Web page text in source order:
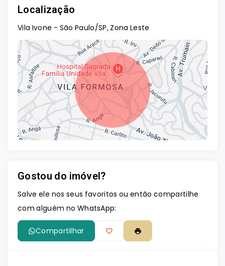
Localização
Vila Ivone - São Paulo/SP, Zona Leste
Gostou do imóvel?
Salve ele nos seus favoritos ou então compartilhe
com alguém no WhatsApp:
Compartilhar